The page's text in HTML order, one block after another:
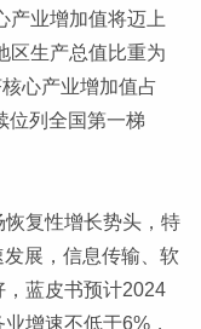
产业增加值将迈上
区生产总值比重为
心产业增加值占
位列全国第一梯
复性增长势头，特
展，信息传输、软
蓝皮书预计2024
增速不低于6%，